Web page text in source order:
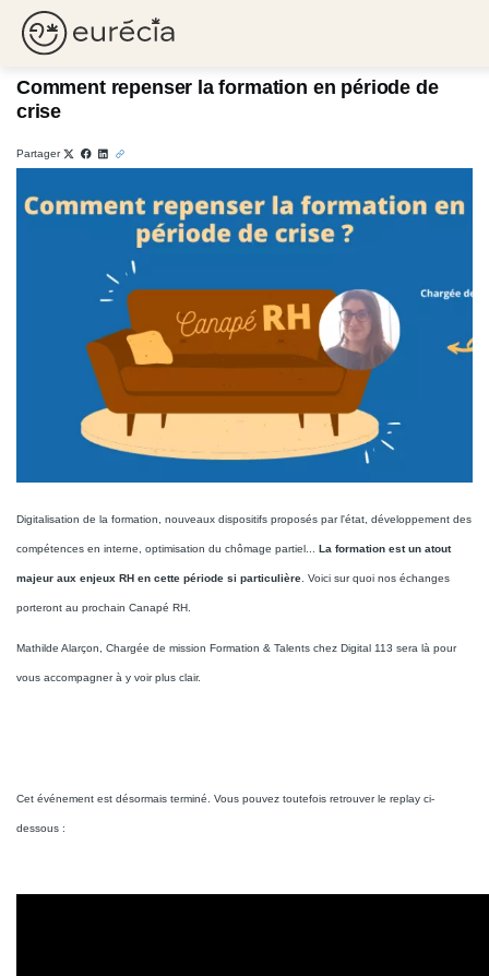
Canapé RH
10/03/2022
Comment repenser la formation en période de
crise
Partager
Digitalisation de la formation, nouveaux dispositifs proposés par l'état, développement des
compétences en interne, optimisation du chômage partiel... La formation est un atout
majeur aux enjeux RH en cette période si particulière. Voici sur quoi nos échanges
porteront au prochain Canapé RH.
Mathilde Alarçon, Chargée de mission Formation & Talents chez Digital 113 sera là pour
vous accompagner à y voir plus clair.
Cet événement est désormais terminé. Vous pouvez toutefois retrouver le replay ci-
dessous :